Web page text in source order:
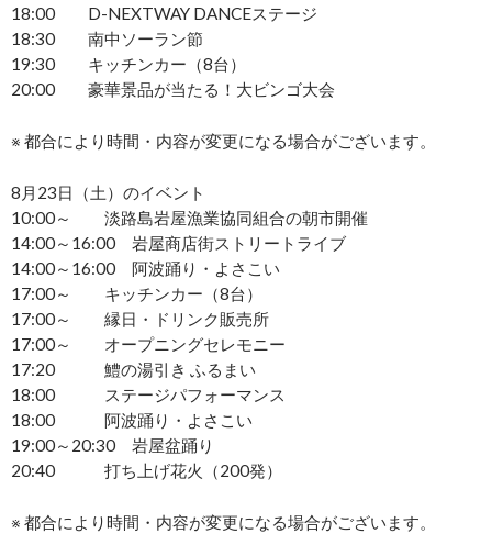
18:00 D-NEXTWAY DANCEステージ
18:30 南中ソーラン節
19:30 キッチンカー（8台）
20:00 豪華景品が当たる！大ビンゴ大会
※ 都合により時間・内容が変更になる場合がございます。
8月23日（土）のイベント
10:00～ 淡路島岩屋漁業協同組合の朝市開催
14:00～16:00 岩屋商店街ストリートライブ
14:00～16:00 阿波踊り・よさこい
17:00～ キッチンカー（8台）
17:00～ 縁日・ドリンク販売所
17:00～ オープニングセレモニー
17:20 鱧の湯引き ふるまい
18:00 ステージパフォーマンス
18:00 阿波踊り・よさこい
19:00～20:30 岩屋盆踊り
20:40 打ち上げ花火（200発）
※ 都合により時間・内容が変更になる場合がございます。